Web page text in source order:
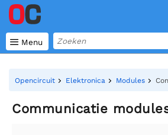
 Menu
Opencircuit Elektronica Modules
Communicatie